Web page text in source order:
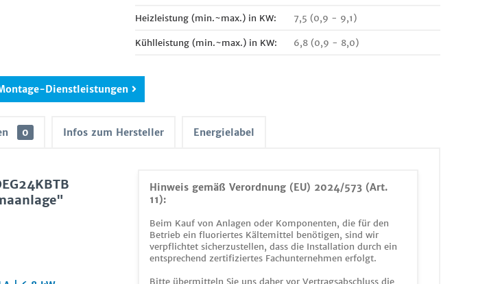
Heizleistung (min.~max.) in KW: 7,5 (0,9 - 9,1)
Kühlleistung (min.~max.) in KW: 6,8 (0,9 - 8,0)
Dienstleistungen
0 Infos zum Hersteller Energielabel
Hinweis gemäß Verordnung (EU) 2024/573 (Art.
11):
Beim Kauf von Anlagen oder Komponenten, die für den
Betrieb ein fluoriertes Kältemittel benötigen, sind wir
verpflichtet sicherzustellen, dass die Installation durch ein
entsprechend zertifiziertes Fachunternehmen erfolgt.
Bitte übermitteln Sie uns daher vor Vertragsabschluss die